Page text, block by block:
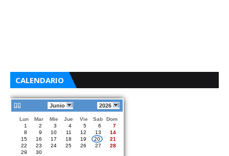
CALENDARIO
Junio 2026
Lun Mar Mie Jue Vie Sab
Dom
1
2 3 4 5 6
7
8
9 10 11 12 13
14
15
16 17 18 19 20
21
22
23 24 25 26 27
28
29
30